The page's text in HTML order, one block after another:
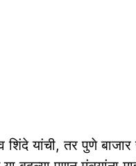
यांची, तर पुणे बाजार